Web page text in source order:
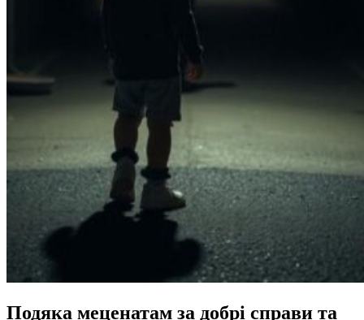
Подяка меценатам за добрі справи та